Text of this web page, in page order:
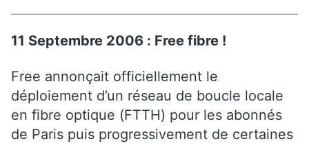
11 Septembre 2006 : Free fibre !
Free annonçait officiellement le
déploiement d’un réseau de boucle locale
en fibre optique (FTTH) pour les abonnés
de Paris puis progressivement de certaines